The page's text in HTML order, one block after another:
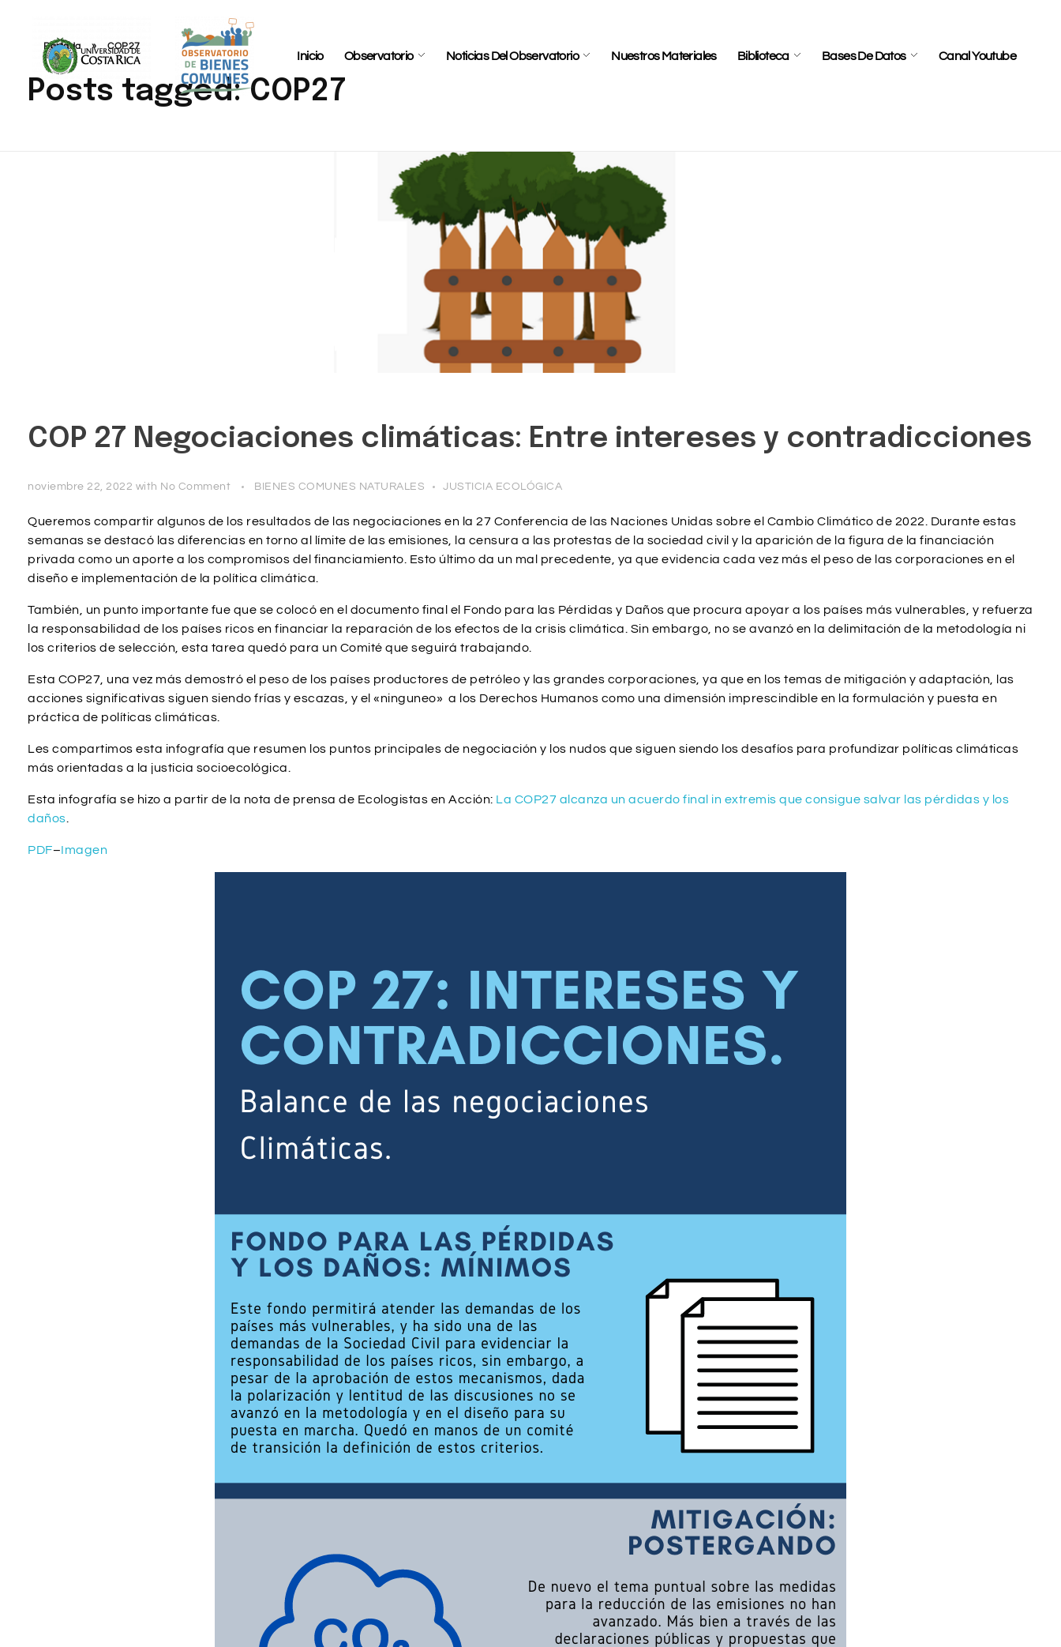
Inicio Observatorio Noticias Del Observatorio Nuestros Materiales Biblioteca Bases De Datos Canal Youtube
Portada » COP27
Posts tagged: COP27
COP 27 Negociaciones climáticas: Entre intereses y contradicciones
noviembre 22, 2022 with No Comment BIENES COMUNES NATURALES JUSTICIA ECOLÓGICA
Queremos compartir algunos de los resultados de las negociaciones en la 27 Conferencia de las Naciones Unidas sobre el Cambio Climático de 2022. Durante estas
semanas se destacó las diferencias en torno al límite de las emisiones, la censura a las protestas de la sociedad civil y la aparición de la figura de la financiación
privada como un aporte a los compromisos del financiamiento. Esto último da un mal precedente, ya que evidencia cada vez más el peso de las corporaciones en el
diseño e implementación de la política climática.
También, un punto importante fue que se colocó en el documento final el Fondo para las Pérdidas y Daños que procura apoyar a los países más vulnerables, y refuerza
la responsabilidad de los países ricos en financiar la reparación de los efectos de la crisis climática. Sin embargo, no se avanzó en la delimitación de la metodología ni
los criterios de selección, esta tarea quedó para un Comité que seguirá trabajando.
Esta COP27, una vez más demostró el peso de los países productores de petróleo y las grandes corporaciones, ya que en los temas de mitigación y adaptación, las
acciones significativas siguen siendo frías y escazas, y el «ninguneo» a los Derechos Humanos como una dimensión imprescindible en la formulación y puesta en
práctica de políticas climáticas.
Les compartimos esta infografía que resumen los puntos principales de negociación y los nudos que siguen siendo los desafíos para profundizar políticas climáticas
más orientadas a la justicia socioecológica.
Esta infografía se hizo a partir de la nota de prensa de Ecologistas en Acción: La COP27 alcanza un acuerdo final in extremis que consigue salvar las pérdidas y los
daños
PDF–Imagen